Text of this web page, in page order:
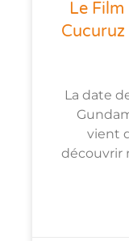
Le
Cucuruz
La date
vient
découvrir